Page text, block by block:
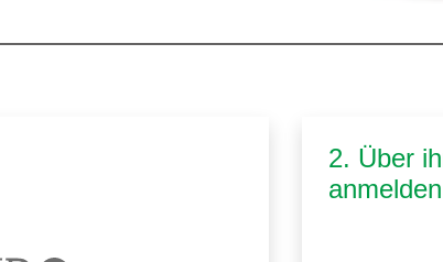
2. Über
anmelden